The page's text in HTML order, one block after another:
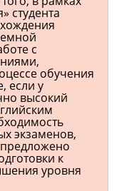
студента
с
обучения
если у
высокий
экзаменов,
предложено
к
уровня